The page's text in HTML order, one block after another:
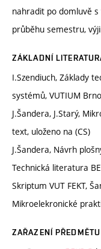
nahradit po domluvě
průběhu semestru,
ZÁKLADNÍ
I.Szendiuch, Základy
systémů, VUTIUM
J.Šandera, J.Starý,
text, uloženo na (CS)
J.Šandera, Návrh
Technická literatura
Skriptum VUT FEKT,
Mikroelekronické
ZAŘAZENÍ